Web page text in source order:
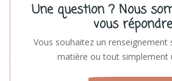
Une question ? Nous
vous
Vous souhaitez un renseignement
matière ou tout simplement